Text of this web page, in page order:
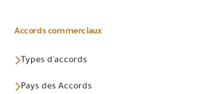
Accords commerciaux
Types d'accords
Pays des Accords